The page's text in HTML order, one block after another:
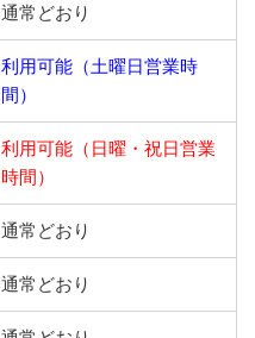
通常どおり
利用可能（土曜日営業時
間）
利用可能（日曜・祝日営業
時間）
通常どおり
通常どおり